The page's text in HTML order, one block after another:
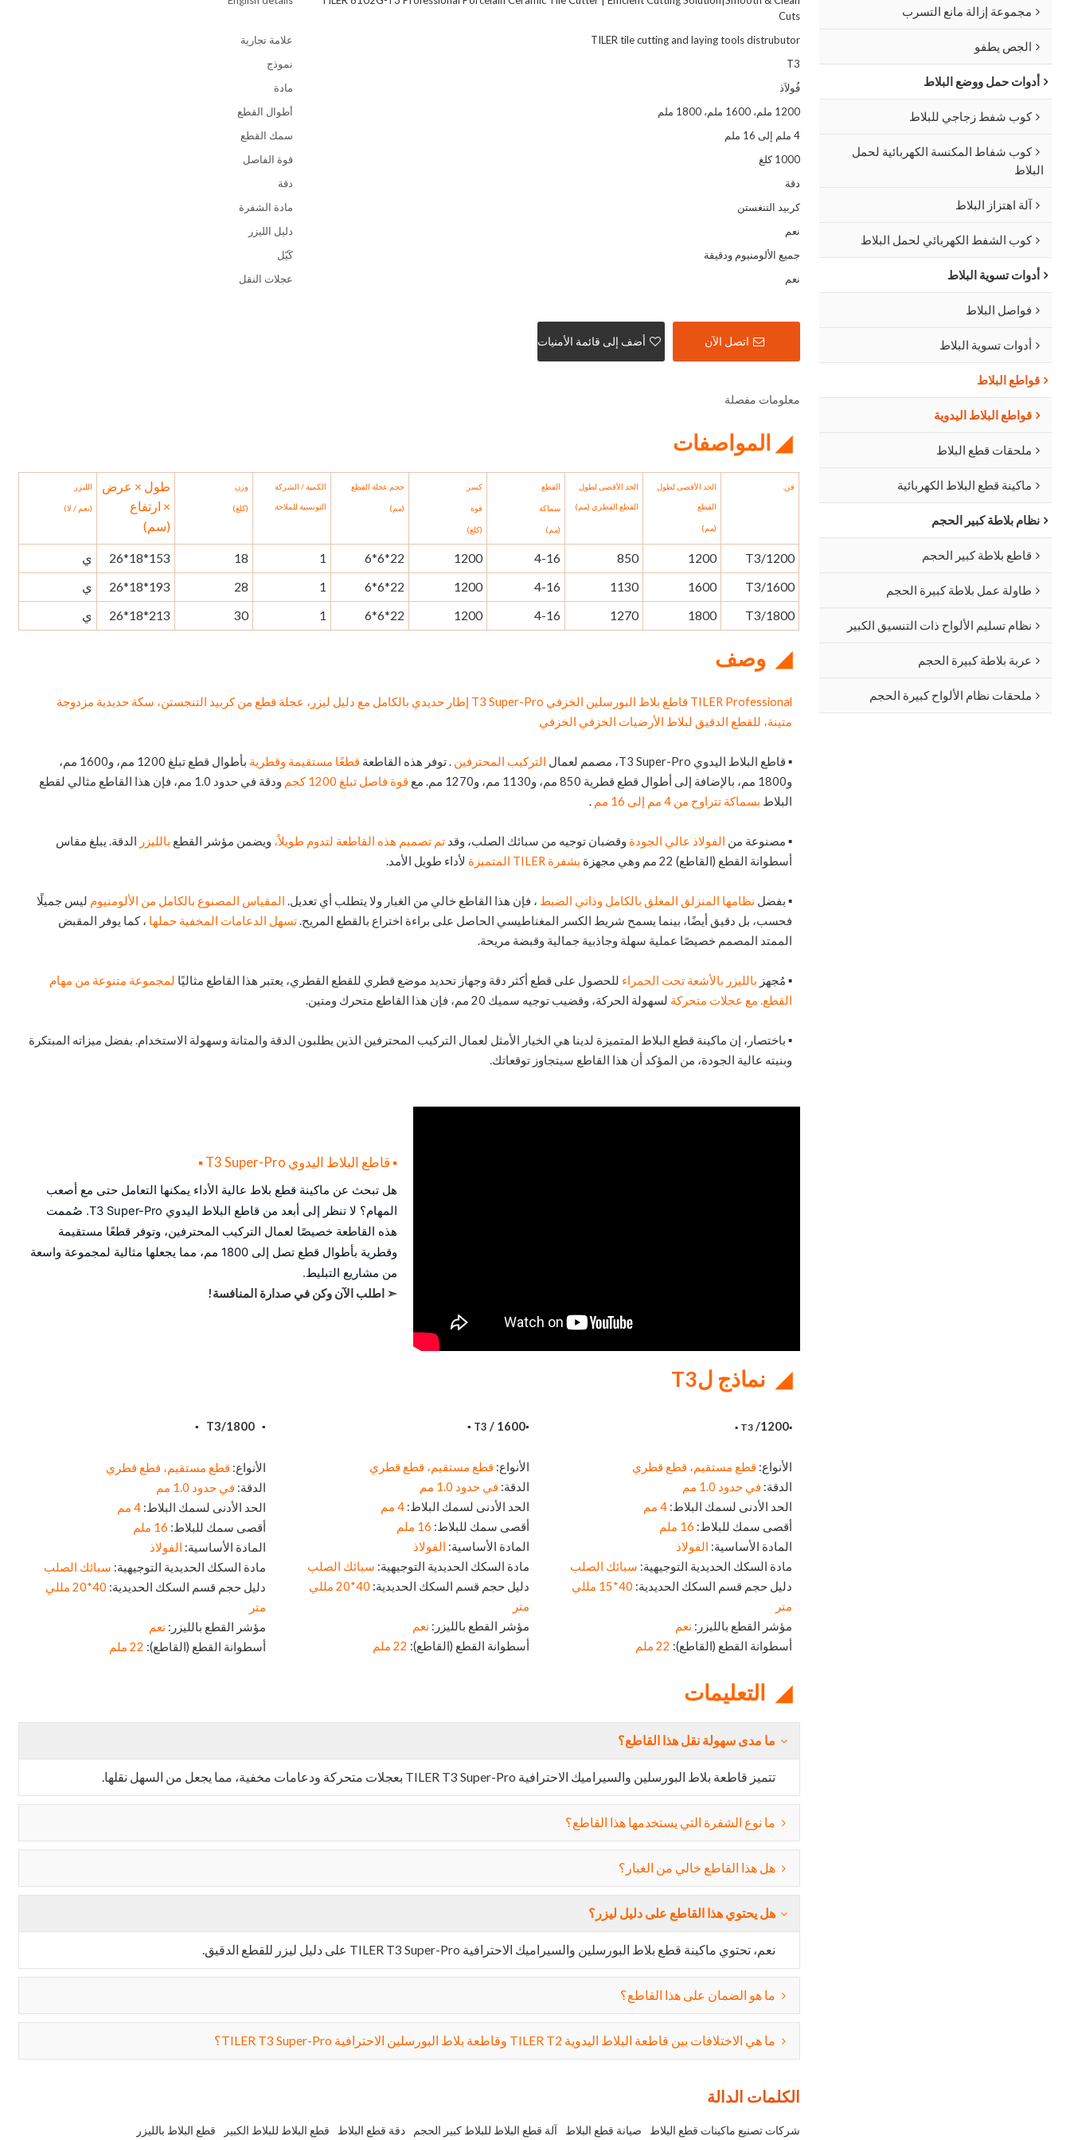
Cuts
علامة تجارية
TILER tile cutting and laying tools distrubutor
نموذج
T3
مادة
فُولاَذ
أطوال القطع
1200 ملم، 1600 ملم، 1800 ملم
سمك القطع
4 ملم إلى 16 ملم
قوة الفاصل
1000 كلغ
دقة
دقة
مادة الشفرة
كربيد التنغستن
دليل الليزر
نعم
كَيّل
جميع الألومنيوم ودقيقة
عجلات النقل
نعم
اتصل الآن أضف إلى قائمة الأمنيات
معلومات مفصلة
◢ المواصفات
فن. الحد الأقصى لطول
القطع
(مم)
الحد الأقصى لطول
القطع القطري (مم)
القطع
سماكة
(مم)
كسر
قوة
(كلغ)
حجم عجلة القطع
(مم)
الكمية / الشركة
التونسية للملاحة
وزن
(كلغ)
طول × عرض
× ارتفاع
(سم)
الليزر
(نعم / لا)
T3/1200
1200
850
4-16
1200
22*6*6
1
18
153*18*26
ي
T3/1600
1600
1130
4-16
1200
22*6*6
1
28
193*18*26
ي
T3/1800
1800
1270
4-16
1200
22*6*6
1
30
213*18*26 ي
◢ وصف
TILER Professional قاطع بلاط البورسلين الخزفي T3 Super-Pro إطار حديدي بالكامل مع دليل ليزر، عجلة قطع من كربيد التنجستن، سكة حديدية مزدوجة
متينة، للقطع الدقيق لبلاط الأرضيات الخزفي الخزفي
▪قاطع البلاط اليدوي T3 Super-Pro، مصمم لعمال التركيب المحترفين . توفر هذه القاطعة قطعًا مستقيمة وقطرية
بأطوال قطع تبلغ 1200 مم، و1600 مم،
و1800 مم، بالإضافة إلى أطوال قطع قطرية 850 مم، و1130 مم، و1270 مم. مع
قوة فاصل تبلغ 1200 كجم
ودقة في حدود 1.0 مم، فإن هذا القاطع مثالي لقطع
البلاط بسماكة تتراوح من 4 مم إلى 16 مم .
▪مصنوعة من الفولاذ عالي الجودة وقضبان توجيه من سبائك الصلب، وقد تم تصميم هذه القاطعة لتدوم طويلاً، ويضمن مؤشر القطع بالليزر الدقة. يبلغ مقاس
أسطوانة القطع (القاطع) 22 مم وهي مجهزة
بشفرة TILER المتميزة لأداء طويل الأمد.
▪بفضل نظامها المنزلق المغلق بالكامل وذاتي الضبط ، فإن هذا القاطع خالي من الغبار ولا يتطلب أي تعديل. المقياس المصنوع بالكامل من الألومنيوم ليس جميلًا
فحسب، بل دقيق أيضًا، بينما يسمح شريط الكسر المغناطيسي الحاصل على براءة اختراع بالقطع المريح.تسهل الدعامات المخفية حملها ، كما يوفر المقبض
الممتد المصمم خصيصًا عملية سهلة وجاذبية جمالية وقبضة مريحة.
▪مُجهز بالليزر بالأشعة تحت الحمراء للحصول على قطع أكثر دقة وجهاز تحديد موضع قطري للقطع القطري، يعتبر هذا القاطع مثاليًا لمجموعة متنوعة من مهام
القطع. مع عجلات متحركة لسهولة الحركة، وقضيب توجيه سميك 20 مم، فإن هذا القاطع متحرك ومتين.
▪باختصار، إن ماكينة قطع البلاط المتميزة لدينا هي الخيار الأمثل لعمال التركيب المحترفين الذين يطلبون الدقة والمتانة وسهولة الاستخدام. بفضل ميزاته المبتكرة
وبنيته عالية الجودة، من المؤكد أن هذا القاطع سيتجاوز توقعاتك.
▪ قاطع البلاط اليدوي T3 Super-Pro ▪
هل تبحث عن ماكينة قطع بلاط عالية الأداء يمكنها التعامل حتى مع أصعب
المهام؟ لا تنظر إلى أبعد من قاطع البلاط اليدوي T3 Super-Pro. صُممت
هذه القاطعة خصيصًا لعمال التركيب المحترفين، وتوفر قطعًا مستقيمة
وقطرية بأطوال قطع تصل إلى 1800 مم، مما يجعلها مثالية لمجموعة واسعة
من مشاريع التبليط.
➣ اطلب الآن وكن في صدارة المنافسة!
◢ نماذج لT3
▪T3
/1200
▪
الأنواع: قطع مستقيم، قطع قطري
الدقة: في حدود 1.0 مم
الحد الأدنى لسمك البلاط: 4 مم
أقصى سمك للبلاط: 16 ملم
المادة الأساسية: الفولاذ
مادة السكك الحديدية التوجيهية: سبائك الصلب
دليل حجم قسم السكك الحديدية:
40*15 مللي
متر
مؤشر القطع بالليزر: نعم
أسطوانة القطع (القاطع): 22 ملم
▪T3
/ 1600
▪
الأنواع: قطع مستقيم، قطع قطري
الدقة: في حدود 1.0 مم
الحد الأدنى لسمك البلاط:4 مم
أقصى سمك للبلاط: 16 ملم
المادة الأساسية: الفولاذ
مادة السكك الحديدية التوجيهية: سبائك الصلب
دليل حجم قسم السكك الحديدية:
40*20 مللي
متر
مؤشر القطع بالليزر: نعم
أسطوانة القطع (القاطع): 22 ملم
▪
T3/1800
▪
الأنواع: قطع مستقيم، قطع قطري
الدقة: في حدود 1.0 مم
الحد الأدنى لسمك البلاط: 4 مم
أقصى سمك للبلاط: 16 ملم
المادة الأساسية: الفولاذ
مادة السكك الحديدية التوجيهية: سبائك الصلب
دليل حجم قسم السكك الحديدية:
40*20 مللي
متر
مؤشر القطع بالليزر: نعم
أسطوانة القطع (القاطع): 22 ملم
◢ التعليمات
ما مدى سهولة نقل هذا القاطع؟
تتميز قاطعة بلاط البورسلين والسيراميك الاحترافية TILER T3 Super-Pro بعجلات متحركة ودعامات مخفية، مما يجعل من السهل نقلها.
ما نوع الشفرة التي يستخدمها هذا القاطع؟
هل هذا القاطع خالي من الغبار؟
هل يحتوي هذا القاطع على دليل ليزر؟
نعم، تحتوي ماكينة قطع بلاط البورسلين والسيراميك الاحترافية TILER T3 Super-Pro على دليل ليزر للقطع الدقيق.
ما هو الضمان على هذا القاطع؟
ما هي الاختلافات بين قاطعة البلاط اليدوية TILER T2 وقاطعة بلاط البورسلين الاحترافية TILER T3 Super-Pro؟
الكلمات الدالة
شركات تصنيع ماكينات قطع البلاط صيانة قطع البلاط آلة قطع البلاط للبلاط كبير الحجم دقة قطع البلاط قطع البلاط للبلاط الكبير قطع البلاط بالليزر
مجموعة إزالة مانع التسرب
الجص يطفو
أدوات حمل ووضع البلاط
كوب شفط زجاجي للبلاط
كوب شفاط المكنسة الكهربائية لحمل
البلاط
آلة اهتزاز البلاط
كوب الشفط الكهربائي لحمل البلاط
أدوات تسوية البلاط
فواصل البلاط
أدوات تسوية البلاط
قواطع البلاط
قواطع البلاط اليدوية
ملحقات قطع البلاط
ماكينة قطع البلاط الكهربائية
نظام بلاطة كبير الحجم
قاطع بلاطة كبير الحجم
طاولة عمل بلاطة كبيرة الحجم
نظام تسليم الألواح ذات التنسيق الكبير
عربة بلاطة كبيرة الحجم
ملحقات نظام الألواح كبيرة الحجم